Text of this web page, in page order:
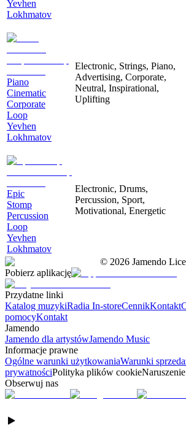
Yevhen
Lokhmatov
Piano
Cinematic
Corporate
Loop
Yevhen
Lokhmatov
Electronic, Strings, Piano,
Advertising, Corporate,
Neutral, Inspirational,
Uplifting
Epic
Stomp
Percussion
Loop
Yevhen
Lokhmatov
Electronic, Drums,
Percussion, Sport,
Motivational, Energetic
© 2026 Jamendo
Pobierz aplikację
Przydatne linki
Katalog muzykiRadia In-storeCennikKontakt
pomocyKontakt
Jamendo
Jamendo dla artystówJamendo Music
Informacje prawne
Ogólne warunki użytkowaniaWarunki
prywatnościPolityka plików cookie
Obserwuj nas